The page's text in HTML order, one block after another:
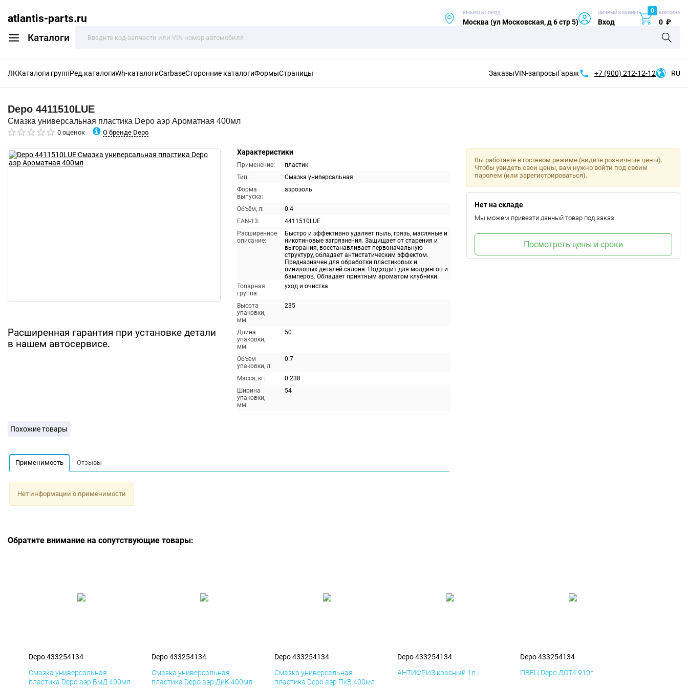
atlantis-parts.ru
Каталоги
ВЫБРАТЬ ГОРОД
Москва (ул Московская, д 6 стр 5)
ЛИЧНЫЙ КАБИНЕТ
Вход
0 КОРЗИНА
0 ₽
ЛККаталоги группРед.каталогиWh-каталогиCarbaseСторонние каталогиФормыСтраницы ЗаказыVIN-запросыГараж +7 (900) 212-12-12 RU
Depo 4411510LUE
Смазка универсальная пластика Depo аэр Ароматная 400мл
0 оценок О бренде Depo
Расширенная гарантия при установке детали
в нашем автосервисе.
Характеристики
Применение:
пластик
Тип:
Смазка универсальная
Форма
выпуска:
аэрозоль
Объём, л:
0.4
EAN-13:
4411510LUE
Расширенное
описание:
Быстро и эффективно удаляет пыль, грязь, масляные и
никотиновые загрязнения. Защищает от старения и
выгорания, восстанавливает первоначальную
структуру, обладает антистатическим эффектом.
Предназначен для обработки пластиковых и
виниловых деталей салона. Подходит для молдингов и
бамперов. Обладает приятным ароматом клубники.
Товарная
группа:
уход и очистка
Высота
упаковки,
мм:
235
Длина
упаковки,
мм:
50
Объем
упаковки, л:
0.7
Масса, кг:
0.238
Ширина
упаковки,
мм:
54
Вы работаете в гостевом режиме (видите розничные цены).
Чтобы увидеть свои цены, вам нужно войти под своим
паролем (или зарегистрироваться).
Нет на складе
Мы можем привезти данный товар под заказ.
Посмотреть цены и сроки
Похожие товары
Применимость Отзывы
Нет информации о применимости
Обратите внимание на сопутствующие товары:
Depo 433254134
Смазка универсальная
пластика Depo аэр БмД 400мл
Depo 433254134
Смазка универсальная
пластика Depo аэр ДиК 400мл
Depo 433254134
Смазка универсальная
пластика Depo аэр ПхВ 400мл
Depo 433254134
АНТИФРИЗ красный 1л.
Depo 433254134
ПВЕЦ Depo ДОТ4 910г